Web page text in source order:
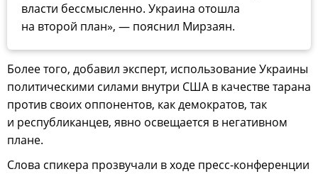
власти бессмысленно. Украина отошла
на второй план», — пояснил Мирзаян.
Более того, добавил эксперт, использование Украины
политическими силами внутри США в качестве тарана
против своих оппонентов, как демократов, так
и республиканцев, явно освещается в негативном
плане.
Слова спикера прозвучали в ходе пресс-конференции